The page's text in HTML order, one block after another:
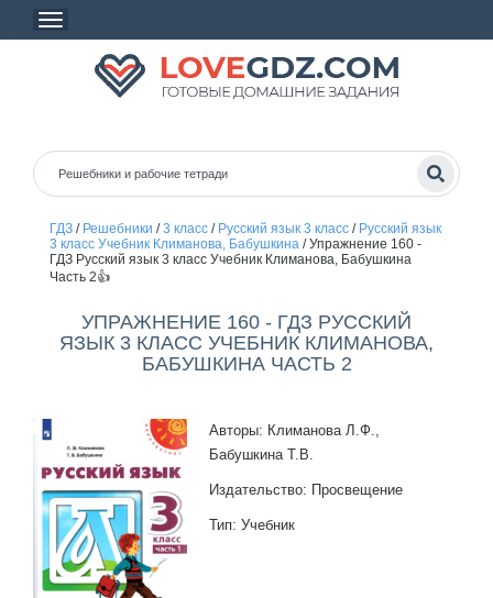
ГДЗ/ Решебники /3 класс/ Русский язык 3 класс/ Русский язык
3 класс Учебник Климанова, Бабушкина/Упражнение 160 -
ГДЗ Русский язык 3 класс Учебник Климанова, Бабушкина
Часть 2👍
УПРАЖНЕНИЕ 160 - ГДЗ РУССКИЙ
ЯЗЫК 3 КЛАСС УЧЕБНИК КЛИМАНОВА,
БАБУШКИНА ЧАСТЬ 2
Авторы: Климанова Л.Ф.,
Бабушкина Т.В.
Издательство: Просвещение
Тип: Учебник